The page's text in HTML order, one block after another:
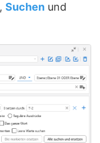
, Suchen und